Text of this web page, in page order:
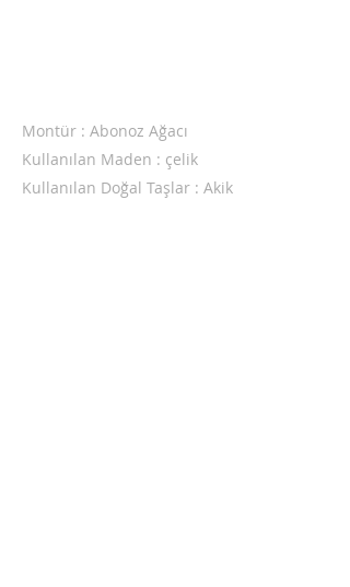
Montür : Abonoz Ağacı
Kullanılan Maden : çelik
Kullanılan Doğal Taşlar : Akik